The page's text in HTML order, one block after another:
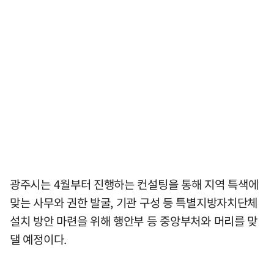
광주시는 4월부터 진행하는 컨설팅을 통해 지역 특색에
맞는 사무와 권한 발굴, 기관 구성 등 특별지방자치단체
설치 방안 마련을 위해 행안부 등 중앙부처와 머리를 맞
댈 예정이다.